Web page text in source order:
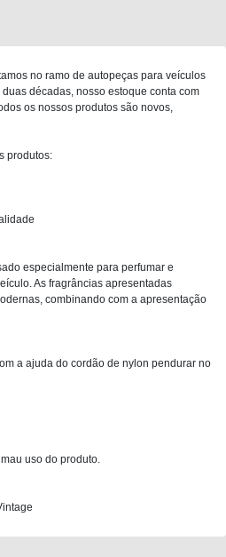
no ramo de autopeças para veículos
décadas, nosso estoque conta com
os nossos produtos são novos,
produtos:
especialmente para perfumar e
As fragrâncias apresentadas
combinando com a apresentação
a ajuda do cordão de nylon pendurar no
uso do produto.